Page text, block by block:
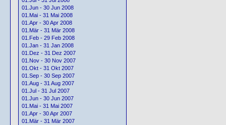
01.Jun - 30 Jun 2008
01.Mai - 31 Mai 2008
01.Apr - 30 Apr 2008
01.Mär - 31 Mär 2008
01.Feb - 29 Feb 2008
01.Jan - 31 Jan 2008
01.Dez - 31 Dez 2007
01.Nov - 30 Nov 2007
01.Okt - 31 Okt 2007
01.Sep - 30 Sep 2007
01.Aug - 31 Aug 2007
01.Jul - 31 Jul 2007
01.Jun - 30 Jun 2007
01.Mai - 31 Mai 2007
01.Apr - 30 Apr 2007
01.Mär - 31 Mär 2007